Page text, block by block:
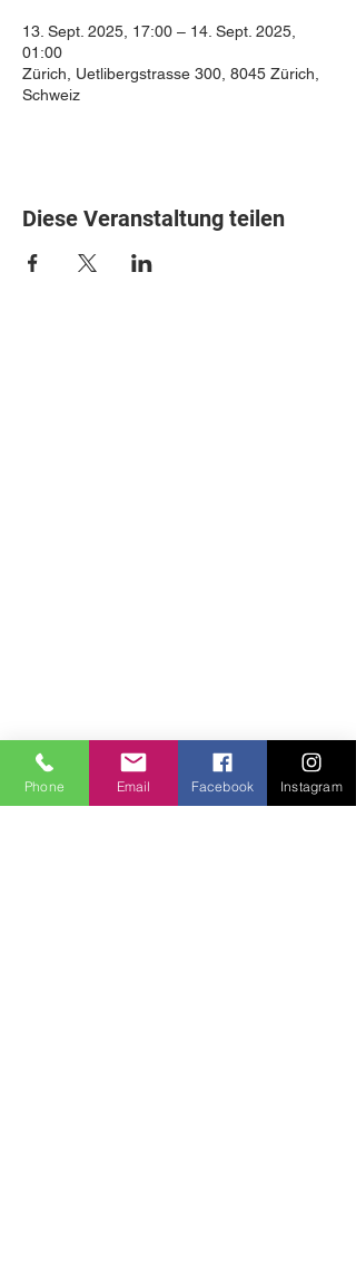
13. Sept. 2025, 17:00 – 14. Sept. 2025,
01:00
Zürich, Uetlibergstrasse 300, 8045 Zürich,
Schweiz
Diese Veranstaltung teilen
Phone Email Facebook Instagram